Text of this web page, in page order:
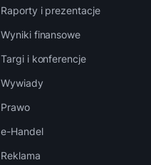
Raporty i prezentacje
Wyniki finansowe
Targi i konferencje
Wywiady
Prawo
e-Handel
Reklama